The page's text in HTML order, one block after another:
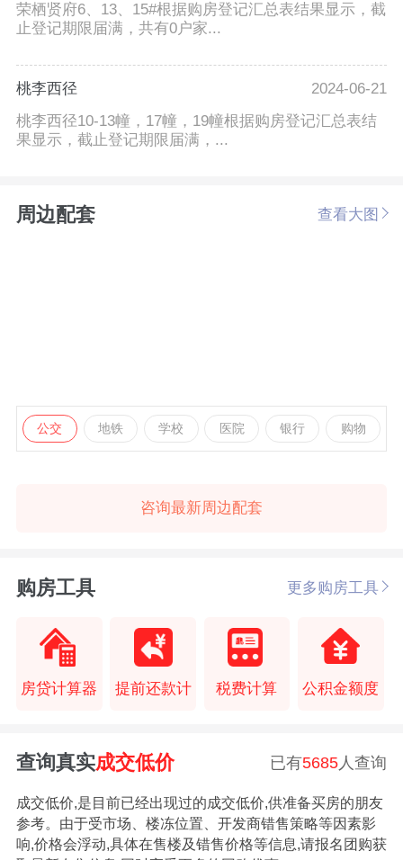
荣栖贤府6、13、15#根据购房登记汇总表结果显示，截
止登记期限届满，共有0户家...
桃李西径
2024-06-21
桃李西径10-13幢，17幢，19幢根据购房登记汇总表结
果显示，截止登记期限届满，...
周边配套 查看大图
公交 地铁 学校 医院 银行 购物
咨询最新周边配套
购房工具 更多购房工具
房贷计算器 提前还款计 税费计算 公积金额度
查询真实成交低价 已有5685人查询
成交低价,是目前已经出现过的成交低价,供准备买房的朋友
参考。由于受市场、楼冻位置、开发商错售策略等因素影
响,价格会浮动,具体在售楼及错售价格等信息,请报名团购获